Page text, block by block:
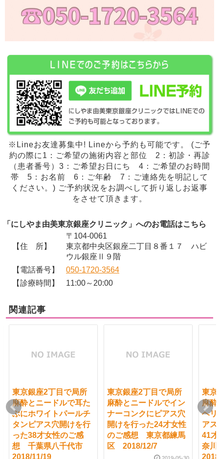
※Lineお友達募集中! Lineから予約も可能です。 (ご予
約の際に1：ご希望の施術内容と部位 2：初診・再診
（患者番号）3：ご希望お日にち 4：ご希望のお時間
帯 5：お名前 6：ご年齢 7：ご連絡先を明記して
ください。) ご予約状況をお調べして折り返しお返事
をさせて頂きます。
「にしやま由美東京銀座クリニック」へのお電話はこちら
【住 所】
〒104-0061
東京都中央区銀座二丁目８番１７ ハビ
ウル銀座Ⅱ９階
【電話番号】
050-1720-3564
【診療時間】
11:00～20:00
関連記事
東京銀座2丁目で局所
麻酔とニードルで耳た
ぶにホワイトパールチ
タンピアス穴開けを行
った38才女性のご感
想 千葉県八千代市
2018/11/19
東京銀座2丁目で局所
麻酔とニードルでイン
ナーコンクにピアス穴
開けを行った24才女性
のご感想 東京都練馬
区 2018/12/7
東
麻
ヘ
ア
41
奈